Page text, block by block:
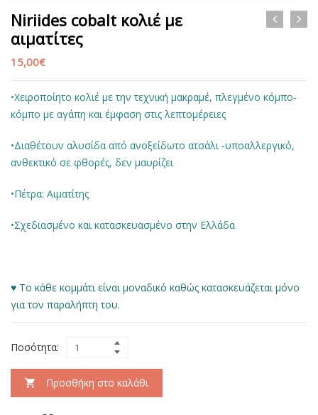
Niriides cobalt κολιέ με
αιματίτες
15,00€
•Χειροποίητο κολιέ με την τεχνική μακραμέ, πλεγμένο κόμπο-
κόμπο με αγάπη και έμφαση στις λεπτομέρειες
•Διαθέτουν αλυσίδα από ανοξείδωτο ατσάλι -υποαλλεργικό,
ανθεκτικό σε φθορές, δεν μαυρίζει
•Πέτρα: Αιματίτης
•Σχεδιασμένο και κατασκευασμένο στην Ελλάδα
♥ Το κάθε κομμάτι είναι μοναδικό καθώς κατασκευάζεται μόνο
για τον παραλήπτη του.
Ποσότητα:
Προσθήκη στο καλάθι